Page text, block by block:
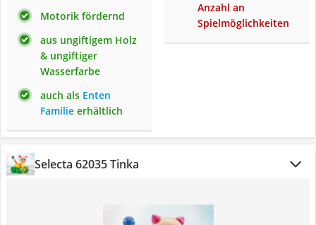
Motorik fördernd
aus ungiftigem Holz
& ungiftiger
Wasserfarbe
auch als Enten
Familie erhältlich
Anzahl an
Spielmöglichkeiten
Selecta 62035 Tinka